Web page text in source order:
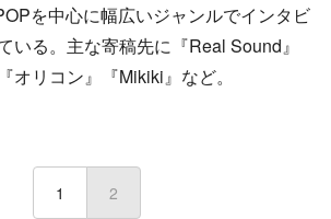
を中心に幅広いジャンルでインタビ
いる。主な寄稿先に『Real Sound』
オリコン』『Mikiki』など。
1 2